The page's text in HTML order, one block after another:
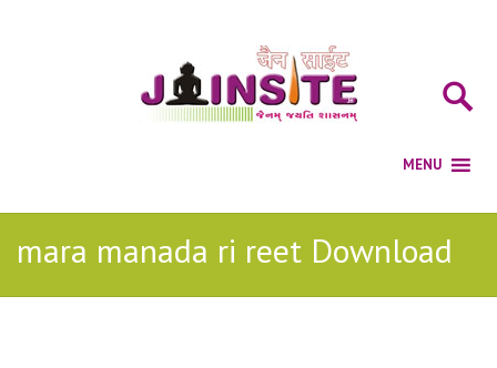
mara manada ri reet Download